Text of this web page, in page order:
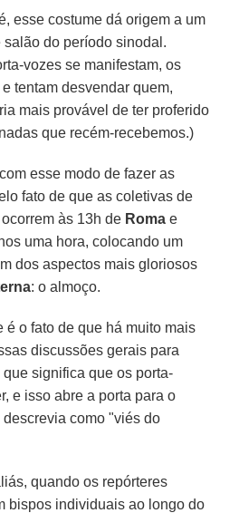
esse costume dá origem a um
do período sinodal.
vozes se manifestam, os
tentam desvendar quem,
mais provável de ter proferido
que recém-recebemos.)
esse modo de fazer as
fato de que as coletivas de
às 13h de Roma e
uma hora, colocando um
dos aspectos mais gloriosos
: o almoço.
é o fato de que há muito mais
discussões gerais para
significa que os porta-
e isso abre a porta para o
descrevia como "viés do
quando os repórteres
bispos individuais ao longo do